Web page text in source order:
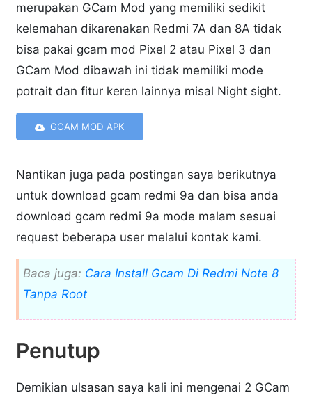
merupakan GCam Mod yang memiliki sedikit
kelemahan dikarenakan Redmi 7A dan 8A tidak
bisa pakai gcam mod Pixel 2 atau Pixel 3 dan
GCam Mod dibawah ini tidak memiliki mode
potrait dan fitur keren lainnya misal Night sight.
GCAM MOD APK
Nantikan juga pada postingan saya berikutnya
untuk download gcam redmi 9a dan bisa anda
download gcam redmi 9a mode malam sesuai
request beberapa user melalui kontak kami.
Baca juga: Cara Install Gcam Di Redmi Note 8
Tanpa Root
Penutup
Demikian ulsasan saya kali ini mengenai 2 GCam